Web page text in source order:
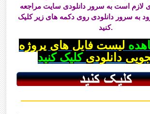
لازم است به سرور دانلودی سایت مراجعه
به سرور دانلودی روی دکمه های زیر کلیک
کنید.
لیست فایل های پروژه
دانلودی کلیک کنید